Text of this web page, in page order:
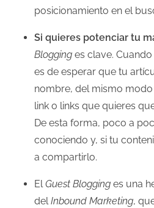
posicionamiento en el
Si quieres potenciar tu
Blogging es clave.
es de esperar que tu
nombre, del mismo
link o links que quieres
De esta forma, poco a
conociendo y, si tu
a compartirlo.
El Guest Blogging es una
del Inbound Marketing,